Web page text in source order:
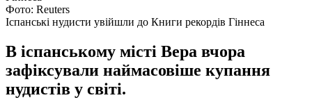
Фото: Reuters
Іспанські нудисти увійшли до Книги рекордів Гіннеса
В іспанському місті Вера вчора
зафіксували наймасовіше купання
нудистів у світі.